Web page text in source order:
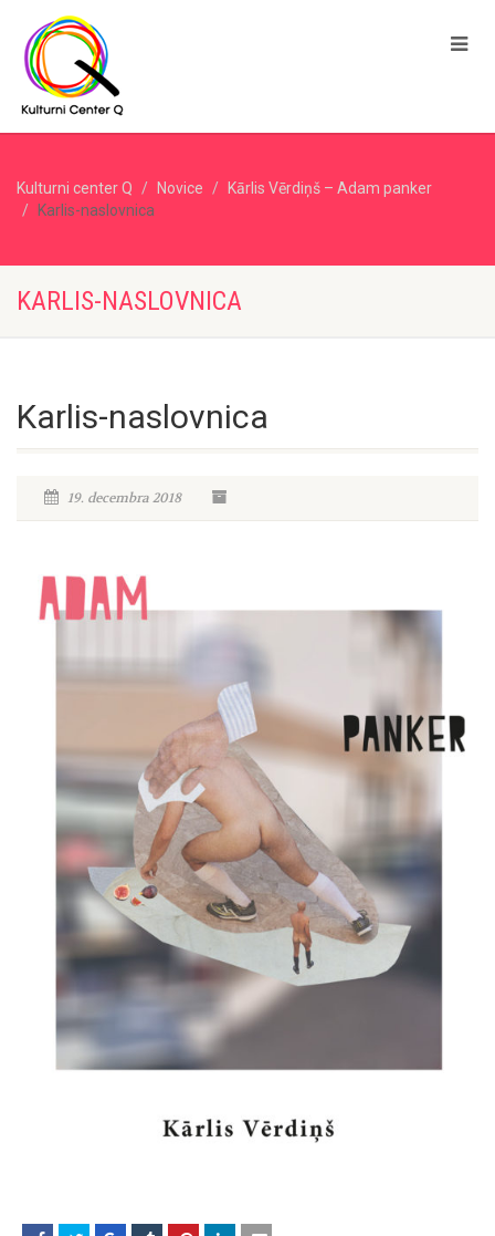
Kulturni center Q Novice
Kārlis Vērdiņš – Adam panker
Karlis-naslovnica
KARLIS-NASLOVNICA
Karlis-naslovnica
19. decembra 2018